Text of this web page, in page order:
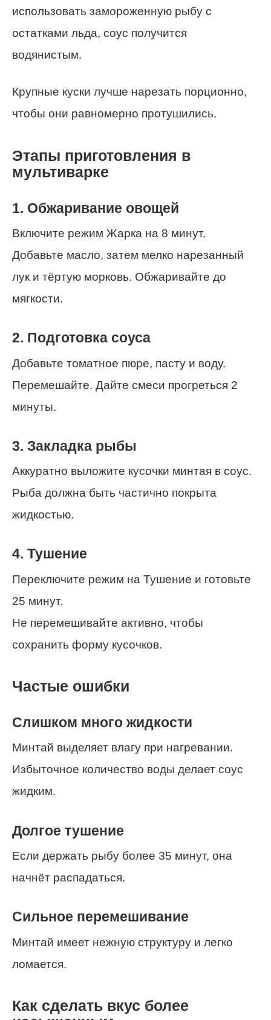
использовать замороженную рыбу с
остатками льда, соус получится
водянистым.
Крупные куски лучше нарезать порционно,
чтобы они равномерно протушились.
Этапы приготовления в
мультиварке
1. Обжаривание овощей
Включите режим Жарка на 8 минут.
Добавьте масло, затем мелко нарезанный
лук и тёртую морковь. Обжаривайте до
мягкости.
2. Подготовка соуса
Добавьте томатное пюре, пасту и воду.
Перемешайте. Дайте смеси прогреться 2
минуты.
3. Закладка рыбы
Аккуратно выложите кусочки минтая в соус.
Рыба должна быть частично покрыта
жидкостью.
4. Тушение
Переключите режим на Тушение и готовьте
25 минут.
Не перемешивайте активно, чтобы
сохранить форму кусочков.
Частые ошибки
Слишком много жидкости
Минтай выделяет влагу при нагревании.
Избыточное количество воды делает соус
жидким.
Долгое тушение
Если держать рыбу более 35 минут, она
начнёт распадаться.
Сильное перемешивание
Минтай имеет нежную структуру и легко
ломается.
Как сделать вкус более